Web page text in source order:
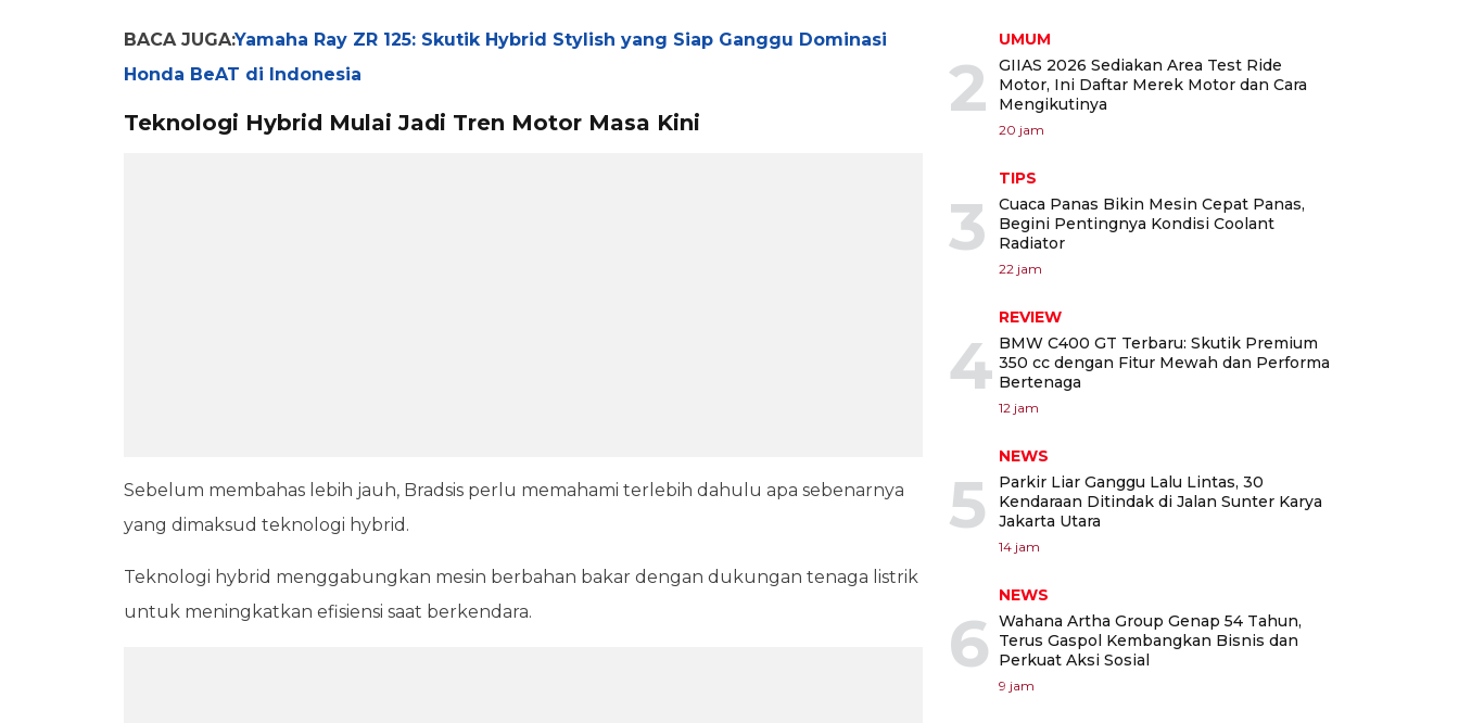
BACA JUGA:Yamaha Ray ZR 125: Skutik Hybrid Stylish yang Siap Ganggu Dominasi
Honda BeAT di Indonesia
Teknologi Hybrid Mulai Jadi Tren Motor Masa Kini
Sebelum membahas lebih jauh, Bradsis perlu memahami terlebih dahulu apa sebenarnya
yang dimaksud teknologi hybrid.
Teknologi hybrid menggabungkan mesin berbahan bakar dengan dukungan tenaga listrik
untuk meningkatkan efisiensi saat berkendara.
2
UMUM
GIIAS 2026 Sediakan Area Test Ride
Motor, Ini Daftar Merek Motor dan Cara
Mengikutinya
20 jam
3
TIPS
Cuaca Panas Bikin Mesin Cepat Panas,
Begini Pentingnya Kondisi Coolant
Radiator
22 jam
4
REVIEW
BMW C400 GT Terbaru: Skutik Premium
350 cc dengan Fitur Mewah dan Performa
Bertenaga
12 jam
5
NEWS
Parkir Liar Ganggu Lalu Lintas, 30
Kendaraan Ditindak di Jalan Sunter Karya
Jakarta Utara
14 jam
6
NEWS
Wahana Artha Group Genap 54 Tahun,
Terus Gaspol Kembangkan Bisnis dan
Perkuat Aksi Sosial
9 jam